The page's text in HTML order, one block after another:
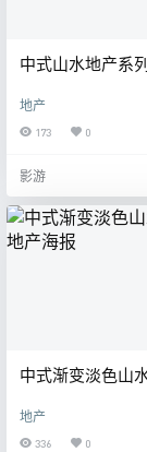
中式山水地产系
地产
173 0
影游
中式渐变淡色山
地产
336 0